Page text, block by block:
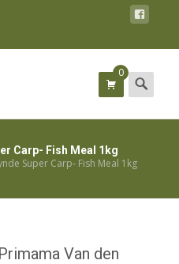
0 Search
for:
Carp- Fish Meal 1kg
Super Carp- Fish Meal 1kg
Primama Van den